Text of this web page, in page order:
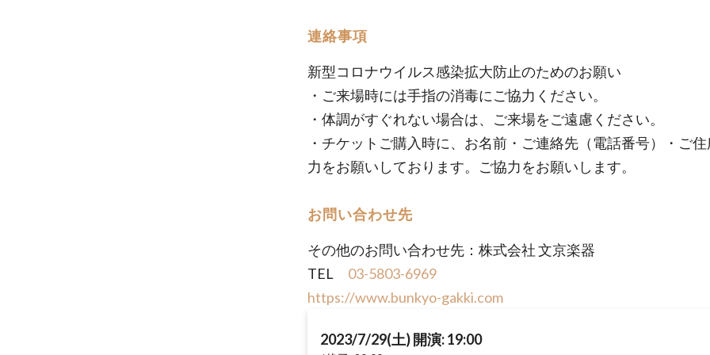
連絡事項
新型コロナウイルス感染拡大防止のためのお願い
・ご来場時には手指の消毒にご協力ください。
・体調がすぐれない場合は、ご来場をご遠慮ください。
・チケットご購入時に、お名前・ご連絡先（電話番号）・ご
力をお願いしております。ご協力をお願いします。
お問い合わせ先
その他のお問い合わせ先：株式会社 文京楽器
TEL 03-5803-6969
https://www.bunkyo-gakki.com
2023/7/29(土) 開演: 19:00